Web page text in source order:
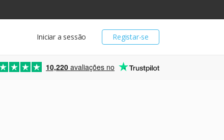
Registar-se
Iniciar a sessão
10,220 avaliações no